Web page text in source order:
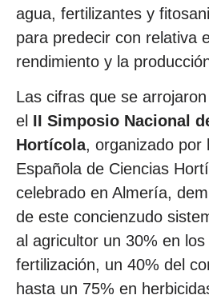
agua, fertilizantes y
para predecir con relativa
rendimiento y la
Las cifras que se
el II Simposio Nacional
Hortícola, organizado por
Española de Ciencias
celebrado en Almería,
de este concienzudo
al agricultor un 30% en
fertilización, un 40% del
hasta un 75% en